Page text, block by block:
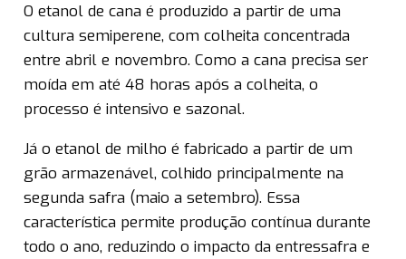
O etanol de cana é produzido a partir de uma
cultura semiperene, com colheita concentrada
entre abril e novembro. Como a cana precisa ser
moída em até 48 horas após a colheita, o
processo é intensivo e sazonal.
Já o etanol de milho é fabricado a partir de um
grão armazenável, colhido principalmente na
segunda safra (maio a setembro). Essa
característica permite produção contínua durante
todo o ano, reduzindo o impacto da entressafra e